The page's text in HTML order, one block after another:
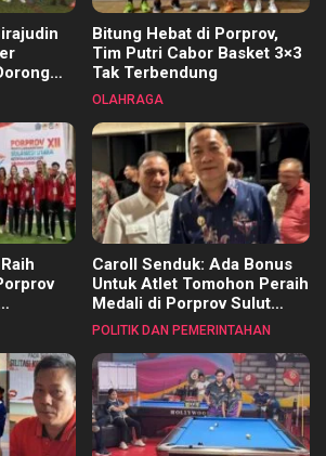
Setiap
Bitung Hebat di Porprov,
Tim Putri Cabor Basket 3×3
Tak Terbendung
OLAHRAGA
Caroll Senduk: Ada Bonus
Untuk Atlet Tomohon Peraih
Medali di Porprov Sulut
2025
POLITIK DAN PEMERINTAHAN